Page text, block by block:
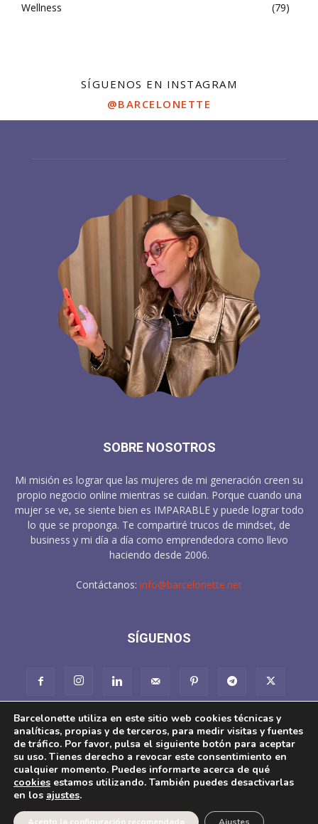
Wellness
79
SÍGUENOS EN INSTAGRAM
@BARCELONETTE
SOBRE NOSOTROS
Mi misión es lograr que las mujeres de mi generación creen su
propio negocio online mientras se cuidan. Porque cuando una
mujer se ve, se siente bien es IMPARABLE y puede lograr todo
lo que se proponga. Te compartiré trucos de mindset, de
business y mi día a día como emprendedora como llevo
haciendo desde 2006.
Contáctanos: info@barcelonette.net
SÍGUENOS
About Aviso Legal Pol. Cookies
Condiciones de Venta
Pol. Privacidad en redes sociales
Derecho de desistimiento, devolución y reclamación
Barcelonette utiliza en este sitio web cookies técnicas y
analíticas, propias y de terceros, para medir visitas y fuentes
de tráfico. Por favor, pulsa el siguiente botón para aceptar
su uso. Tienes derecho a revocar este consentimiento en
cualquier momento. Puedes informarte acerca de qué
cookies estamos utilizando. También puedes desactivarlas
en los ajustes.